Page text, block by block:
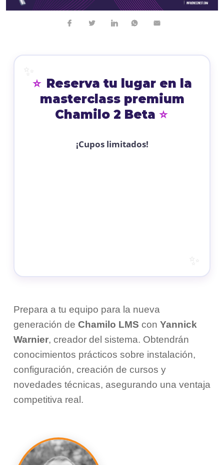
⭐ Reserva tu lugar en la
masterclass premium
Chamilo 2 Beta ⭐
¡Cupos limitados!
Prepara a tu equipo para la nueva
generación de Chamilo LMS con Yannick
Warnier, creador del sistema. Obtendrán
conocimientos prácticos sobre instalación,
configuración, creación de cursos y
novedades técnicas, asegurando una ventaja
competitiva real.